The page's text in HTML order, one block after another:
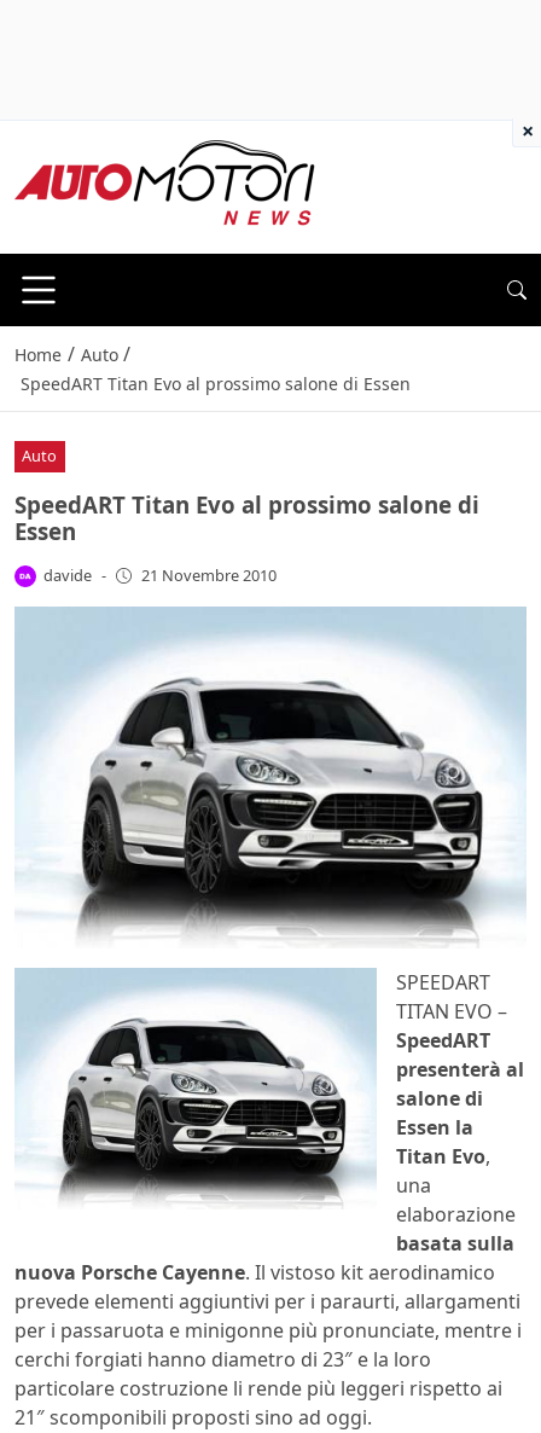
Home / Auto /
SpeedART Titan Evo al prossimo salone di Essen
Auto
SpeedART Titan Evo al prossimo salone di
Essen
davide - 21 Novembre 2010
SPEEDART
TITAN EVO –
SpeedART
presenterà al
salone di
Essen la
Titan Evo,
una
elaborazione
basata sulla
nuova Porsche Cayenne. Il vistoso kit aerodinamico
prevede elementi aggiuntivi per i paraurti, allargamenti
per i passaruota e minigonne più pronunciate, mentre i
cerchi forgiati hanno diametro di 23″ e la loro
particolare costruzione li rende più leggeri rispetto ai
21″ scomponibili proposti sino ad oggi.
×